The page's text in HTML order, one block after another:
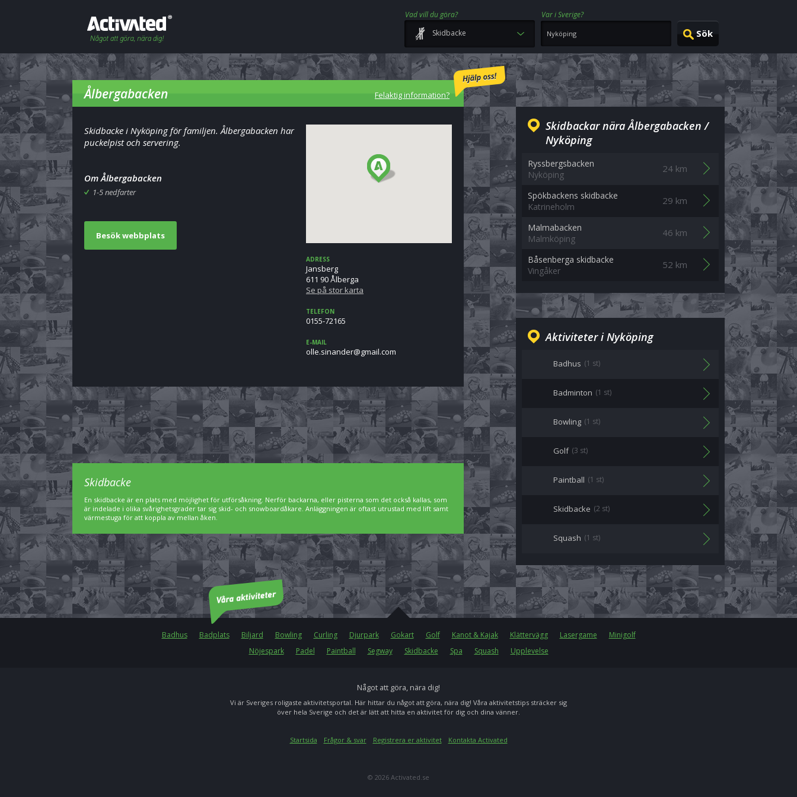
Vad vill du göra?
Var i Sverige?
Skidbacke
Ålbergabacken Felaktig information?
Skidbacke i Nyköping för familjen. Ålbergabacken har
puckelpist och servering.
Om Ålbergabacken
1-5 nedfarter
Besök webbplats
ADRESS
Jansberg
611 90 Ålberga
Se på stor karta
TELEFON
0155-72165
E-MAIL
moc.liamg@rednanis.ello
Skidbackar nära Ålbergabacken /
Nyköping
Ryssbergsbacken
Nyköping
24 km
Spökbackens skidbacke
Katrineholm
29 km
Malmabacken
Malmköping
46 km
Båsenberga skidbacke
Vingåker
52 km
Aktiviteter i Nyköping
Badhus (1 st)
Badminton (1 st)
Bowling (1 st)
Golf (3 st)
Paintball (1 st)
Skidbacke (2 st)
Squash (1 st)
Skidbacke
En skidbacke är en plats med möjlighet för utförsåkning. Nerför backarna, eller pisterna som det också kallas, som
är indelade i olika svårighetsgrader tar sig skid- och snowboardåkare. Anläggningen är oftast utrustad med lift samt
värmestuga för att koppla av mellan åken.
Badhus Badplats Biljard Bowling Curling Djurpark Gokart Golf Kanot & Kajak Klättervägg Lasergame
Minigolf
Nöjespark
Padel Paintball Segway Skidbacke Spa Squash Upplevelse
Något att göra, nära dig!
Vi är Sveriges roligaste aktivitetsportal. Här hittar du något att göra, nära dig! Våra aktivitetstips sträcker sig
över hela Sverige och det är lätt att hitta en aktivitet för dig och dina vänner.
Startsida Frågor & svar Registrera er aktivitet Kontakta Activated
© 2026 Activated.se